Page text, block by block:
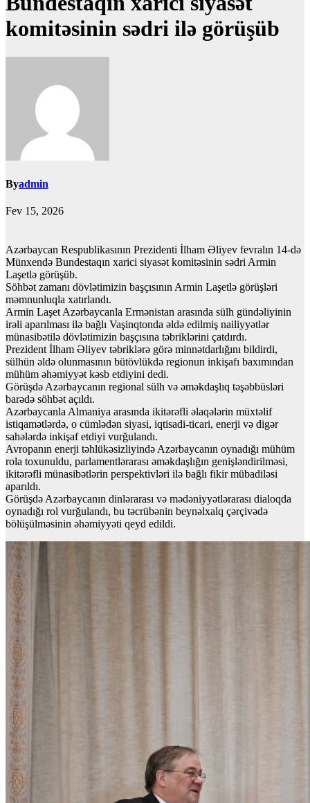
komitəsinin sədri ilə görüşüb
Byadmin
Fev 15, 2026
Azərbaycan Respublikasının Prezidenti İlham Əliyev fevralın 14-də
Münxendə Bundestaqın xarici siyasət komitəsinin sədri Armin
Laşetlə görüşüb.
Söhbət zamanı dövlətimizin başçısının Armin Laşetlə görüşləri
məmnunluqla xatırlandı.
Armin Laşet Azərbaycanla Ermənistan arasında sülh gündəliyinin
irəli aparılması ilə bağlı Vaşinqtonda əldə edilmiş nailiyyətlər
münasibətilə dövlətimizin başçısına təbriklərini çatdırdı.
Prezident İlham Əliyev təbriklərə görə minnətdarlığını bildirdi,
sülhün əldə olunmasının bütövlükdə regionun inkişafı baxımından
mühüm əhəmiyyət kəsb etdiyini dedi.
Görüşdə Azərbaycanın regional sülh və əməkdaşlıq təşəbbüsləri
barədə söhbət açıldı.
Azərbaycanla Almaniya arasında ikitərəfli əlaqələrin müxtəlif
istiqamətlərdə, o cümlədən siyasi, iqtisadi-ticari, enerji və digər
sahələrdə inkişaf etdiyi vurğulandı.
Avropanın enerji təhlükəsizliyində Azərbaycanın oynadığı mühüm
rola toxunuldu, parlamentlərarası əməkdaşlığın genişləndirilməsi,
ikitərəfli münasibətlərin perspektivləri ilə bağlı fikir mübadiləsi
aparıldı.
Görüşdə Azərbaycanın dinlərarası və mədəniyyətlərarası dialoqda
oynadığı rol vurğulandı, bu təcrübənin beynəlxalq çərçivədə
bölüşülməsinin əhəmiyyəti qeyd edildi.